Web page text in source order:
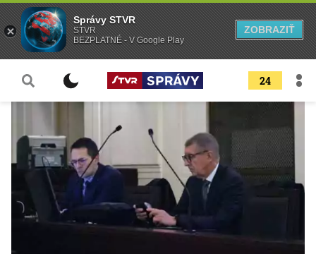
24
Správy STVR
STVR
BEZPLATNÉ - V Google Play
ZOBRAZIŤ